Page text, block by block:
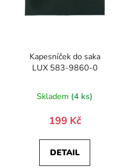
Kapesníček do saka
LUX 583-9860-0
Skladem (4 ks)
199 Kč
DETAIL